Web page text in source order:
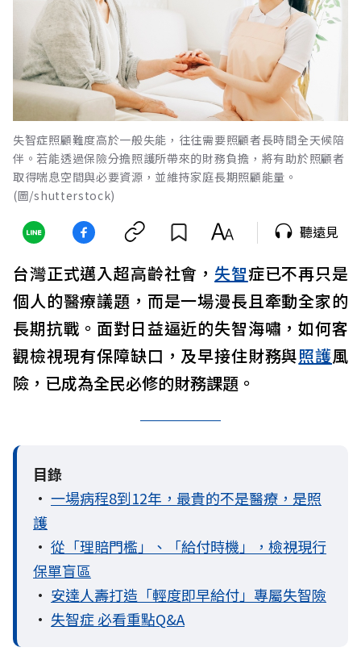
失智症照顧難度高於一般失能，往往需要照顧者長時間全天候陪
伴。若能透過保險分擔照護所帶來的財務負擔，將有助於照顧者
取得喘息空間與必要資源，並維持家庭長期照顧能量。
(圖/shutterstock)
聽遠見
台灣正式邁入超高齡社會， 失智症已不再只是
個人的醫療議題，而是一場漫長且牽動全家的
長期抗戰。面對日益逼近的失智海嘯，如何客
觀檢視現有保障缺口，及早接住財務與照護風
險，已成為全民必修的財務課題。
目錄
• 一場病程8到12年，最貴的不是醫療，是照
護
• 從「理賠門檻」、「給付時機」，檢視現行
保單盲區
• 安達人壽打造「輕度即早給付」專屬失智險
• 失智症 必看重點Q&A